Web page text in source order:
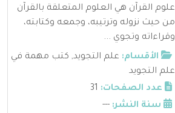
علوم القرآن هي العلوم المتعلقة بالقرآن
من حيث نزوله وترتيبه، وجمعه وكتابته،
وقراءاته وتجوي ...
الأقسام: علم التجويد, كتب مهمة في
علم التجويد
عدد الصفحات:
سنة النشر: ---